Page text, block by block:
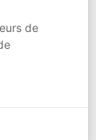
de